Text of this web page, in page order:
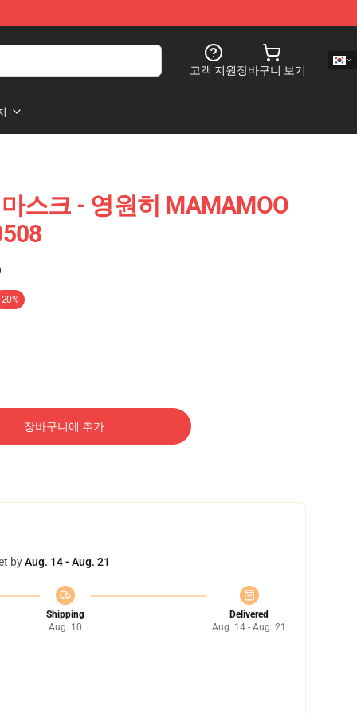
고객 지원장바구니 보기
스크 - 영원히 MAMAMOO
-20%
장바구니에 추가
byAug. 14 - Aug. 21
Shipping
Aug. 10
Delivered
Aug. 14 - Aug. 21